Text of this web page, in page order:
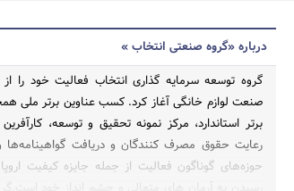
جستجو
درباره «گروه صنعتی انتخاب »
صنعت لوازم خانگی آغاز کرد. کسب عناوین برتر ملی
برتر استاندارد، مرکز نمونه تحقیق و توسعه،
رعایت حقوق مصرف کنندگان و دریافت گواهینامه‌ها و
حوزه‌های گوناگون فعالیت از جمله جایزه کیفیت